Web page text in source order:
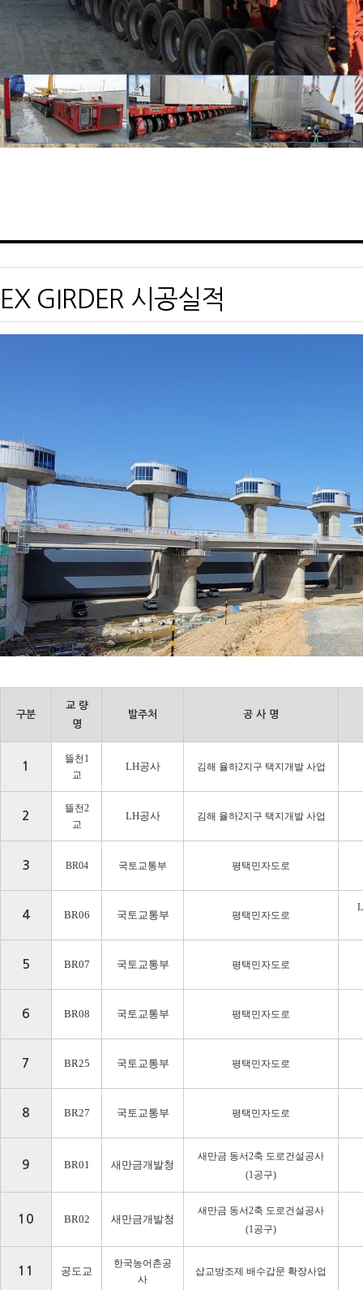
EX GIRDER 시공실적
구분
교 량
명
발주처 공 사 명
1
뜰천1
교
LH공사 김해 율하2지구 택지개발 사업
2
뜰천2
교
LH공사 김해 율하2지구 택지개발 사업
3 BR04 국토교통부 평택민자도로
4 BR06 국토교통부 평택민자도로
5 BR07 국토교통부 평택민자도로
6 BR08 국토교통부 평택민자도로
7 BR25 국토교통부 평택민자도로
8 BR27 국토교통부 평택민자도로
9 BR01 새만금개발청
새만금 동서2축 도로건설공사
(1 공구)
10 BR02 새만금개발청
새만금 동서2축 도로건설공사
(1 공구)
11 공도교
한국농어촌공
사
삽교방조제 배수갑문 확장사업